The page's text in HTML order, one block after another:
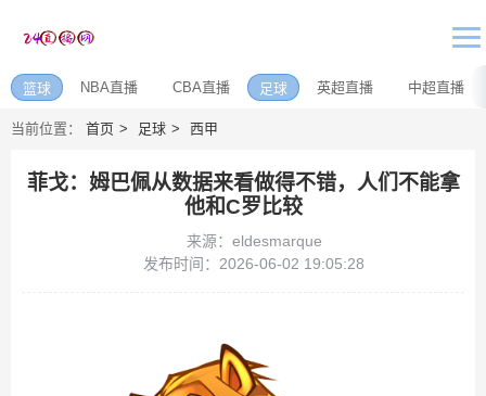
篮球 NBA直播 CBA直播 足球 英超直播 中超直播
当前位置： 首页 足球 西甲
菲戈：姆巴佩从数据来看做得不错，人们不能拿
他和C罗比较
来源：eldesmarque
发布时间：2026-06-02 19:05:28